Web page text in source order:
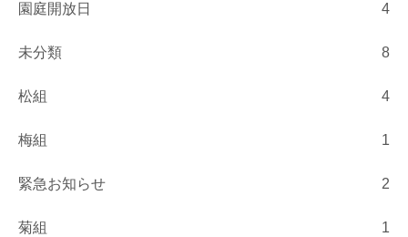
園庭開放日 4
未分類 8
松組 4
梅組 1
緊急お知らせ 2
菊組 1